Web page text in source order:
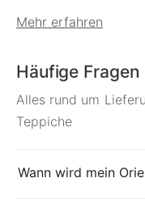
Mehr erfahren
Häufige Fragen
Alles rund um
Teppiche
Wann wird mein